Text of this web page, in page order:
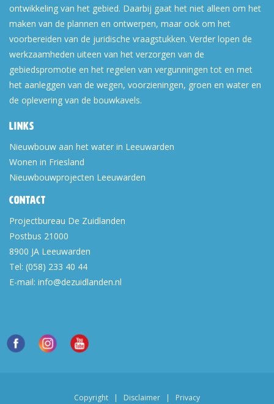
ontwikkeling van het gebied. Daarbij gaat het niet alleen om het
maken van de plannen en ontwerpen, maar ook om het
voorbereiden van de juridische vraagstukken. Verder lopen de
werkzaamheden uiteen van het verzorgen van de
gebiedspromotie en het regelen van vergunningen tot en met
het aanleggen van de wegen, voorzieningen, groen en water en
de oplevering van de bouwkavels.
Links
Nieuwbouw aan het water in Leeuwarden
Wonen in Friesland
Nieuwbouwprojecten Leeuwarden
Contact
Projectbureau De Zuidlanden
Postbus 21000
8900 JA Leeuwarden
Tel: (058) 233 40 44
E-mail: info@dezuidlanden.nl
Copyright | Disclaimer | Privacy